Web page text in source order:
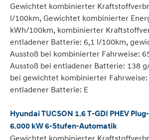
Gewichtet kombinierter
l/100km, Gewichtet kombinierter
kWh/100km, kombinierter
entladener Batterie: 6,1 l/100km,
Ausstoß bei kombinierter Fahrweise:
Ausstoß bei entladener Batterie: 138
bei gewichtet kombinierter Fahrweise:
entladener Batterie: E
Hyundai TUCSON 1.6 T-GDI PHEV
6.000 kW 6-Stufen-Automatik